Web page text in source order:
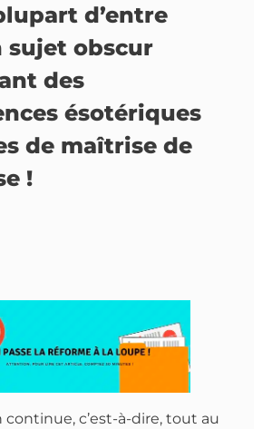
d’entre
sujet obscur
des
ésotériques
de maîtrise de
!
continue, c’est-à-dire, tout au